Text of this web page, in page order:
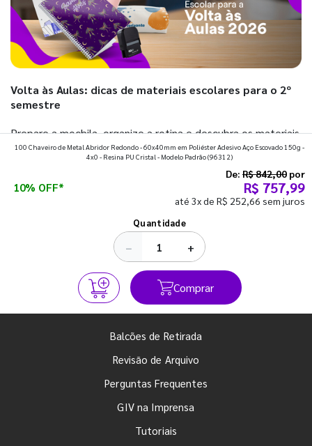
Volta às Aulas: dicas de materiais escolares para o 2º
semestre
Prepare a mochila, organize a rotina e descubra os materiais
que fazem toda diferença para começar o segundo
100 Chaveiro de Metal Abridor Redondo - 60x40mm em Poliéster Adesivo Aço Escovado 150g -
4x0 - Resina PU Cristal - Modelo Padrão(96312)
10% OFF*
De: R$ 842,00 por
R$ 757,99
até 3x de R$ 252,66 sem juros
Quantidade
− +
Comprar
Balcões de Retirada
Revisão de Arquivo
Perguntas Frequentes
GIV na Imprensa
Tutoriais